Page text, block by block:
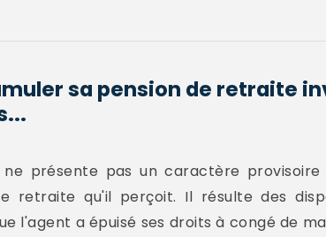
sa pension de retraite
présente pas un caractère
retraite qu'il perçoit. Il résulte des
l'agent a épuisé ses droits à congé de